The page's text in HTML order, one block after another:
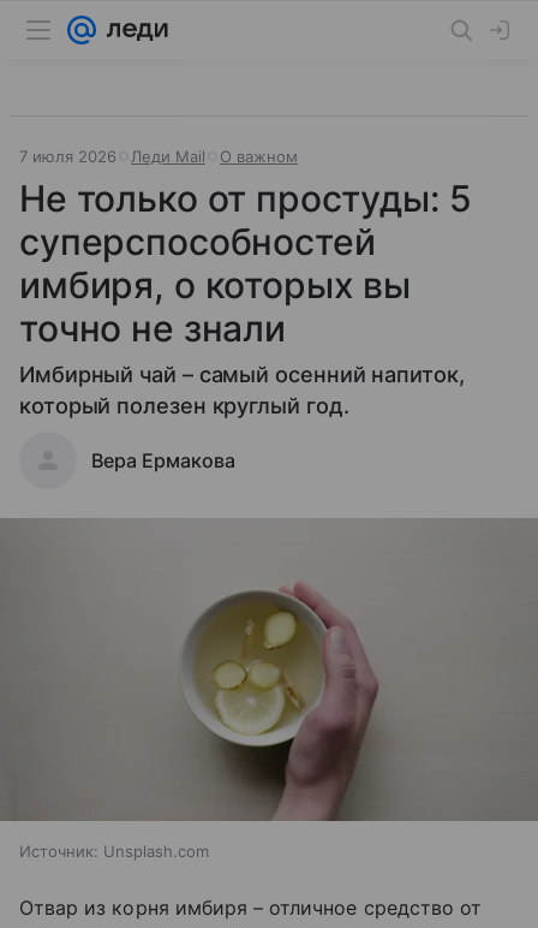
7 июля 2026 Леди Mail О важном
Не только от простуды: 5
суперспособностей
имбиря, о которых вы
точно не знали
Имбирный чай – самый осенний напиток,
который полезен круглый год.
Вера Ермакова
Источник: Unsplash.com
Отвар из корня имбиря – отличное средство от